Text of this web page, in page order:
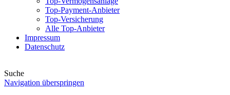
Top-Payment-Anbieter
Top-Versicherung
Alle Top-Anbieter
Impressum
Datenschutz
Suche
Navigation überspringen